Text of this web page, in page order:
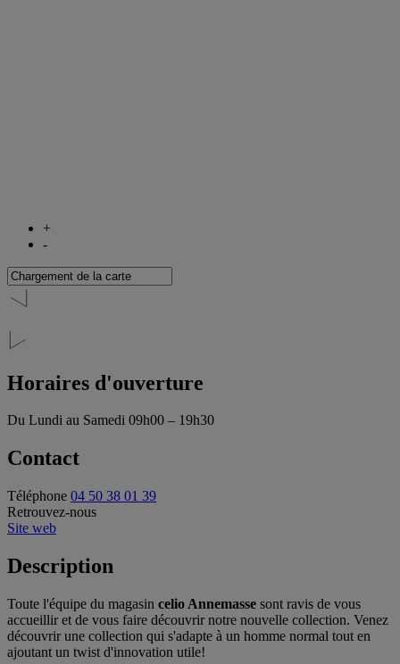
+
-
Horaires d'ouverture
Du Lundi au Samedi 09h00 – 19h30
Contact
Téléphone 04 50 38 01 39
Retrouvez-nous
Site web
Description
Toute l'équipe du magasin celio Annemasse sont ravis de vous
accueillir et de vous faire découvrir notre nouvelle collection. Venez
découvrir une collection qui s'adapte à un homme normal tout en
ajoutant un twist d'innovation utile!